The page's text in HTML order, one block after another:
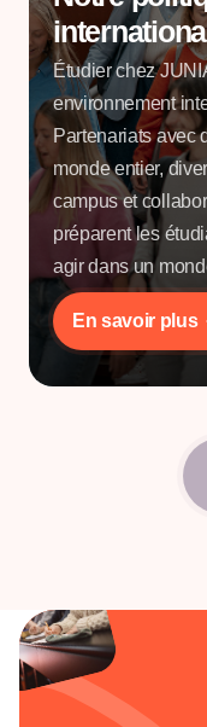
Parana,
Domaines :
Pays :Chili
Établissement
Domaines :
En France
Établissement
Domaine :
Étudier chez
environnement
Partenariats avec
monde entier,
campus et
préparent les
agir dans un
En savoir plus